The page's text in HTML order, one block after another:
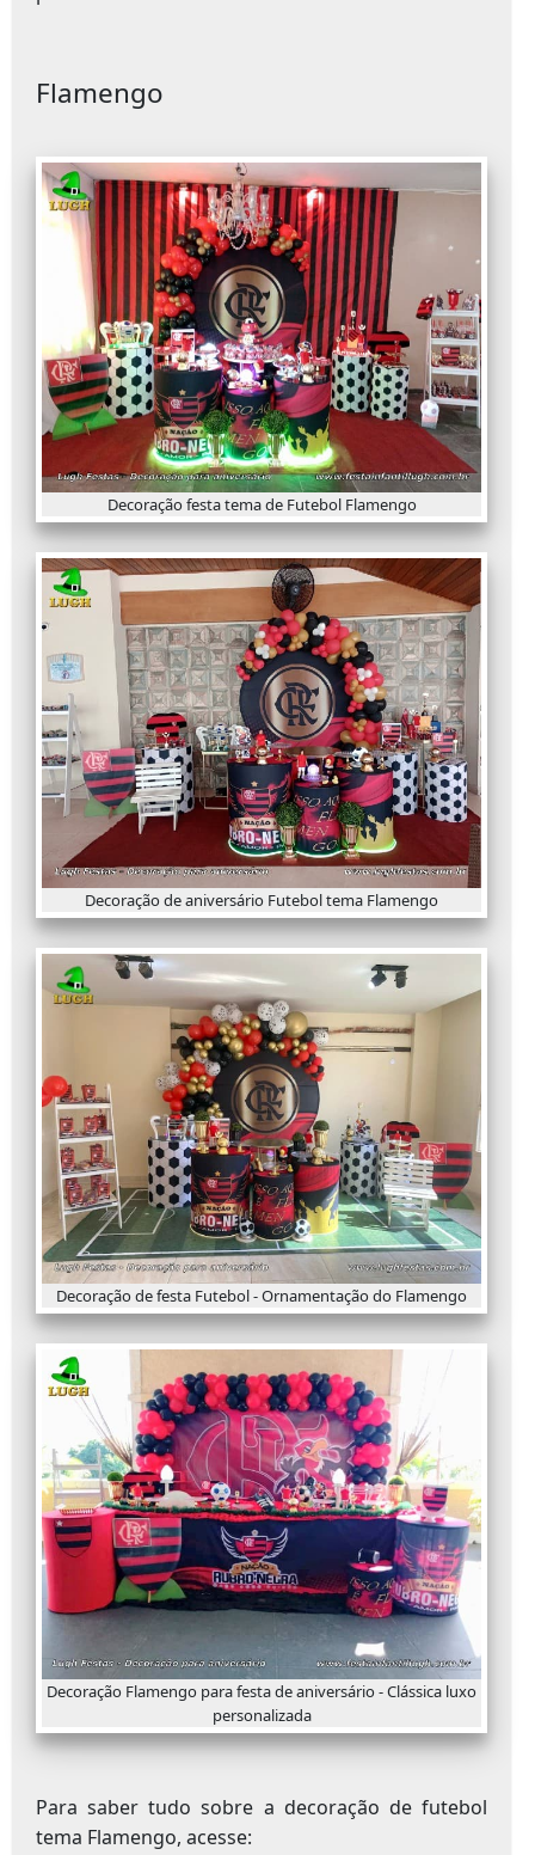
Flamengo
Decoração festa tema de Futebol Flamengo
Decoração de aniversário Futebol tema Flamengo
Decoração de festa Futebol - Ornamentação do Flamengo
Decoração Flamengo para festa de aniversário - Clássica luxo
personalizada
Para saber tudo sobre a decoração de futebol
tema Flamengo, acesse: